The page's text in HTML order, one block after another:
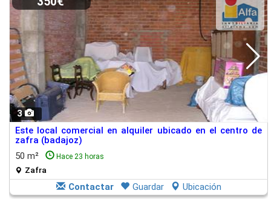
3
Este local comercial en alquiler ubicado en el centro de
zafra (badajoz)
50 m²
Hace 23 horas
Zafra
Contactar Guardar Ubicación